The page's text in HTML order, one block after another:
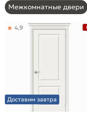
Межкомнатные двери
Доставим завтра
4,9